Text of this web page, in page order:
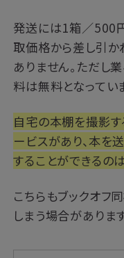
発送には1箱／500
取価格から差し引か
ありません。ただし
料は無料となってい
自宅の本棚を撮影
ービスがあり、本を
することができるの
こちらもブックオフ
しまう場合があります